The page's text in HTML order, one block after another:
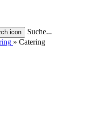
Suche...
» Catering